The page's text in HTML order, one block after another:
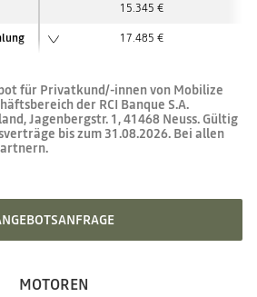
15.345 €
17.485 €
für Privatkund/-innen von Mobilize
der RCI Banque S.A.
Jagenbergstr. 1, 41468 Neuss. Gültig
bis zum 31.08.2026. Bei allen
MOTOREN